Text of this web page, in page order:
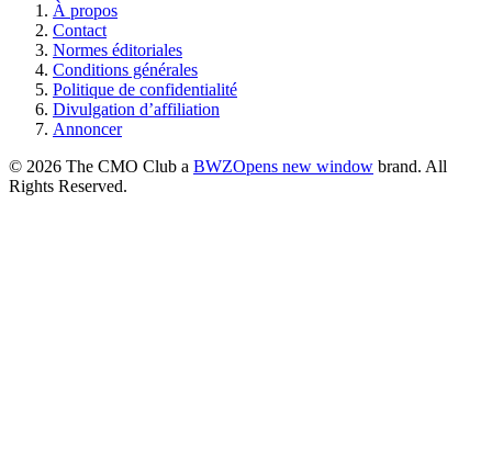
À propos
Contact
Normes éditoriales
Conditions générales
Politique de confidentialité
Divulgation d’affiliation
Annoncer
© 2026 The CMO Club a BWZOpens new window brand. All
Rights Reserved.